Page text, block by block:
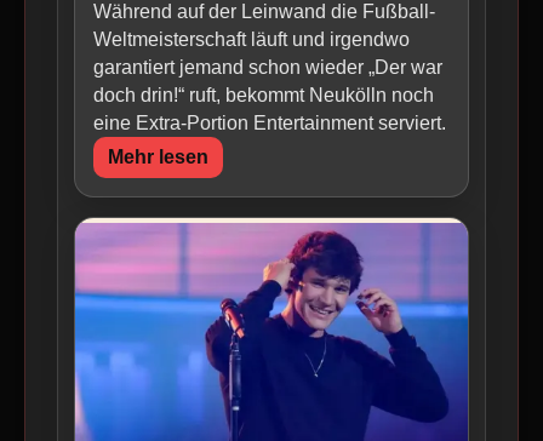
Während auf der Leinwand die Fußball-
Weltmeisterschaft läuft und irgendwo
garantiert jemand schon wieder „Der war
doch drin!“ ruft, bekommt Neukölln noch
eine Extra-Portion Entertainment serviert.
Mehr lesen